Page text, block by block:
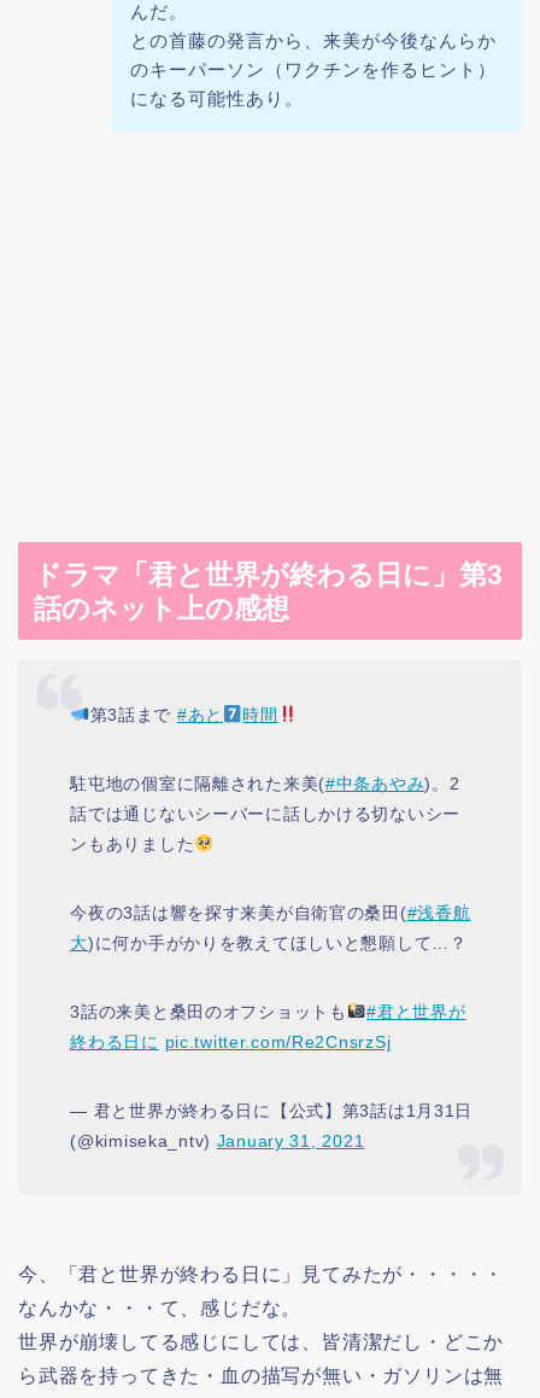
んだ。
との首藤の発言から、来美が今後なんらか
のキーパーソン（ワクチンを作るヒント）
になる可能性あり。
ドラマ「君と世界が終わる日に」第3
話のネット上の感想
第3話まで #あと 時間
駐屯地の個室に隔離された来美(#中条あやみ)。2
話では通じないシーバーに話しかける切ないシー
ンもありました
今夜の3話は響を探す来美が自衛官の桑田(#浅香航
大)に何か手がかりを教えてほしいと懇願して…？
3話の来美と桑田のオフショットも
#君と世界が
終わる日に pic.twitter.com/Re2CnsrzSj
— 君と世界が終わる日に【公式】第3話は1月31日
(@kimiseka_ntv) January 31, 2021
今、「君と世界が終わる日に」見てみたが・・・・・
なんかな・・・て、感じだな。
世界が崩壊してる感じにしては、皆清潔だし・どこか
ら武器を持ってきた・血の描写が無い・ガソリンは無